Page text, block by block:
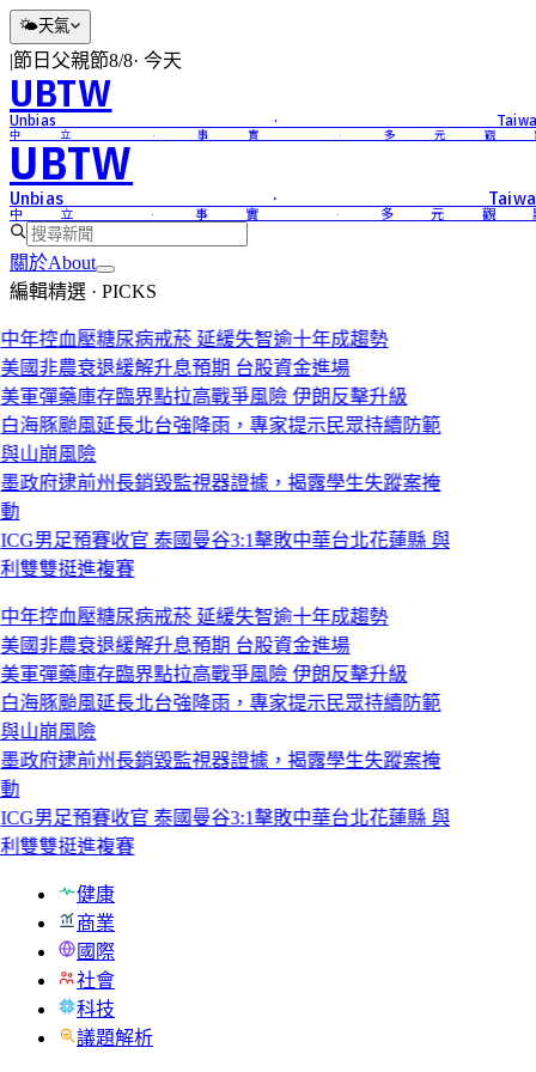
🌤天氣
|節日 父親節8/8· 今天
UBTW
Unbias ·
中立 · 事實 · 多元觀
UBTW
Unbias ·
中立 · 事實 · 多元觀
關於About
編輯精選 · PICKS
中年控血壓糖尿病戒菸 延緩失智逾十年成趨勢
美國非農衰退緩解升息預期 台股資金進場
美軍彈藥庫存臨界點拉高戰爭風險 伊朗反擊升級
白海豚颱風延長北台強降雨，專家提示民眾持續防範
山崩風險
墨政府逮前州長銷毀監視器證據，揭露學生失蹤案掩
ICG男足預賽收官 泰國曼谷3:1擊敗中華台北花蓮縣 與
雙雙挺進複賽
中年控血壓糖尿病戒菸 延緩失智逾十年成趨勢
美國非農衰退緩解升息預期 台股資金進場
美軍彈藥庫存臨界點拉高戰爭風險 伊朗反擊升級
白海豚颱風延長北台強降雨，專家提示民眾持續防範
山崩風險
墨政府逮前州長銷毀監視器證據，揭露學生失蹤案掩
ICG男足預賽收官 泰國曼谷3:1擊敗中華台北花蓮縣 與
雙雙挺進複賽
健康
商業
國際
社會
科技
議題解析